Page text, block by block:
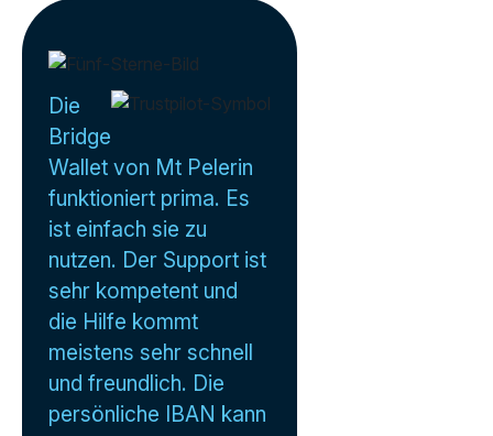
Die
Bridge
Wallet von Mt Pelerin
funktioniert prima. Es
ist einfach sie zu
nutzen. Der Support ist
sehr kompetent und
die Hilfe kommt
meistens sehr schnell
und freundlich. Die
persönliche IBAN kann